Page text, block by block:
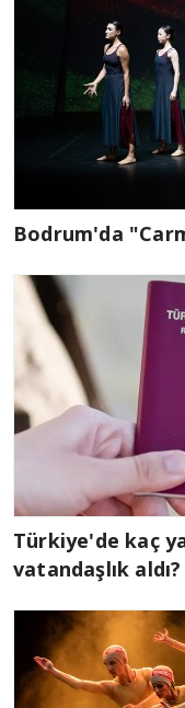
Bodrum'da
Türkiye'de kaç
vatandaşlık aldı?